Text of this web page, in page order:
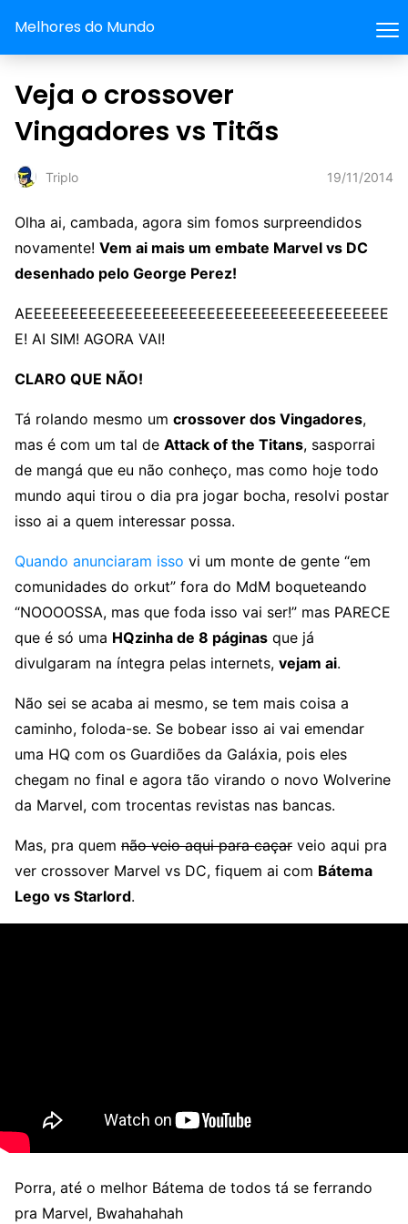
Melhores do Mundo
Veja o crossover
Vingadores vs Titãs
Triplo 19/11/2014
Olha ai, cambada, agora sim fomos surpreendidos
novamente! Vem ai mais um embate Marvel vs DC
desenhado pelo George Perez!
AEEEEEEEEEEEEEEEEEEEEEEEEEEEEEEEEEEEEEEEE
E! AI SIM! AGORA VAI!
CLARO QUE NÃO!
Tá rolando mesmo um crossover dos Vingadores,
mas é com um tal de Attack of the Titans, sasporrai
de mangá que eu não conheço, mas como hoje todo
mundo aqui tirou o dia pra jogar bocha, resolvi postar
isso ai a quem interessar possa.
Quando anunciaram isso vi um monte de gente “em
comunidades do orkut” fora do MdM boqueteando
“NOOOOSSA, mas que foda isso vai ser!” mas PARECE
que é só uma HQzinha de 8 páginas que já
divulgaram na íntegra pelas internets, vejam ai.
Não sei se acaba ai mesmo, se tem mais coisa a
caminho, foloda-se. Se bobear isso ai vai emendar
uma HQ com os Guardiões da Galáxia, pois eles
chegam no final e agora tão virando o novo Wolverine
da Marvel, com trocentas revistas nas bancas.
Mas, pra quem não veio aqui para caçar veio aqui pra
ver crossover Marvel vs DC, fiquem ai com Bátema
Lego vs Starlord.
Porra, até o melhor Bátema de todos tá se ferrando
pra Marvel, Bwahahahah